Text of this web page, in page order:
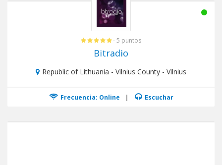
- 5 puntos
Bitradio
Republic of Lithuania - Vilnius County - Vilnius
Frecuencia: Online | Escuchar